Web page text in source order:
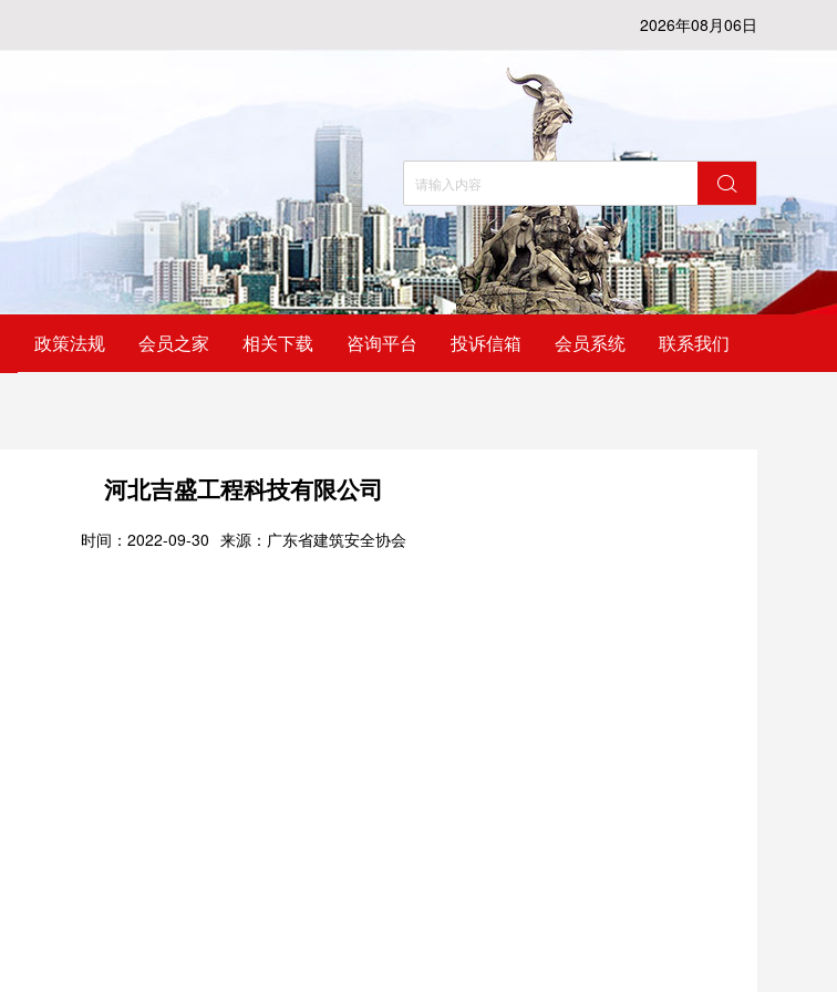
2026年08月06日
政策法规 会员之家 相关下载 咨询平台 投诉信箱 会员系统 联系我们
河北吉盛工程科技有限公司
时间：2022-09-30 来源：广东省建筑安全协会